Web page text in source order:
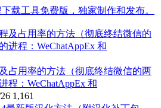
载工具免费版，独家制作和发布。
占用率的方法（彻底终结微信的两
程：WeChatAppEx 和
1,161